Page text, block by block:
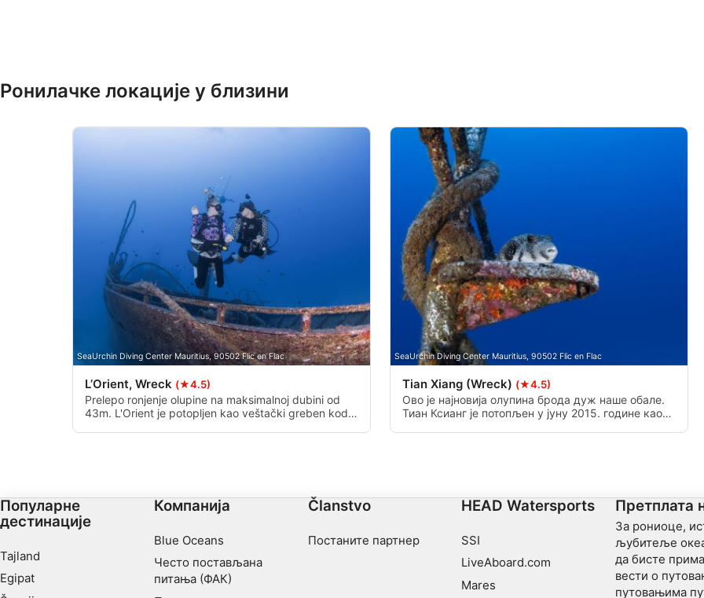
Ронилачке локације у близини
SeaUrchin Diving Center Mauritius, 90502 Flic en Flac
L’Orient, Wreck (★4.5)
Prelepo ronjenje olupine na maksimalnoj dubini od
43m. L'Orient je potopljen kao veštački greben kod
SeaUrchin Diving Center Mauritius, 90502 Flic en Flac
Tian Xiang (Wreck) (★4.5)
Ово је најновија олупина брода дуж наше обале.
Тиан Ксианг је потопљен у јуну 2015. године као
Популарне
дестинације
Tajland
Egipat
Компанија
Blue Oceans
Често постављана
питања (ФАК)
Članstvo
Постаните партнер
HEAD Watersports
SSI
LiveAboard.com
Mares
Претплата
За рониоце,
љубитеље
да бисте
вести о
путовањима
Understand audiences through statistics or combinations of data from different sources
Use precise geolocation data
Identify devices based on information actively requested
Non-IAB processing purposes:
Advertising